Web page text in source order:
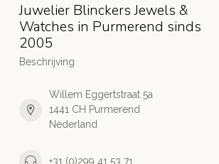
Juwelier Blinckers Jewels &
Watches in Purmerend sinds
2005
Beschrijving
Willem Eggertstraat 5a
1441 CH Purmerend
Nederland
+31 (0)299 41 53 71